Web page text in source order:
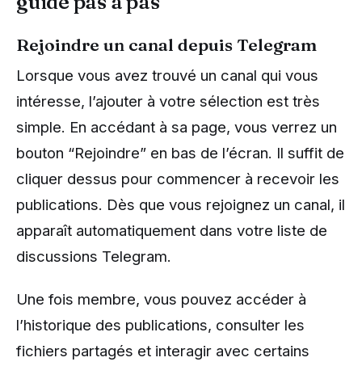
Rejoindre un canal depuis Telegram
Lorsque vous avez trouvé un canal qui vous
intéresse, l’ajouter à votre sélection est très
simple. En accédant à sa page, vous verrez un
bouton “Rejoindre” en bas de l’écran. Il suffit de
cliquer dessus pour commencer à recevoir les
publications. Dès que vous rejoignez un canal, il
apparaît automatiquement dans votre liste de
discussions Telegram.
Une fois membre, vous pouvez accéder à
l’historique des publications, consulter les
fichiers partagés et interagir avec certains